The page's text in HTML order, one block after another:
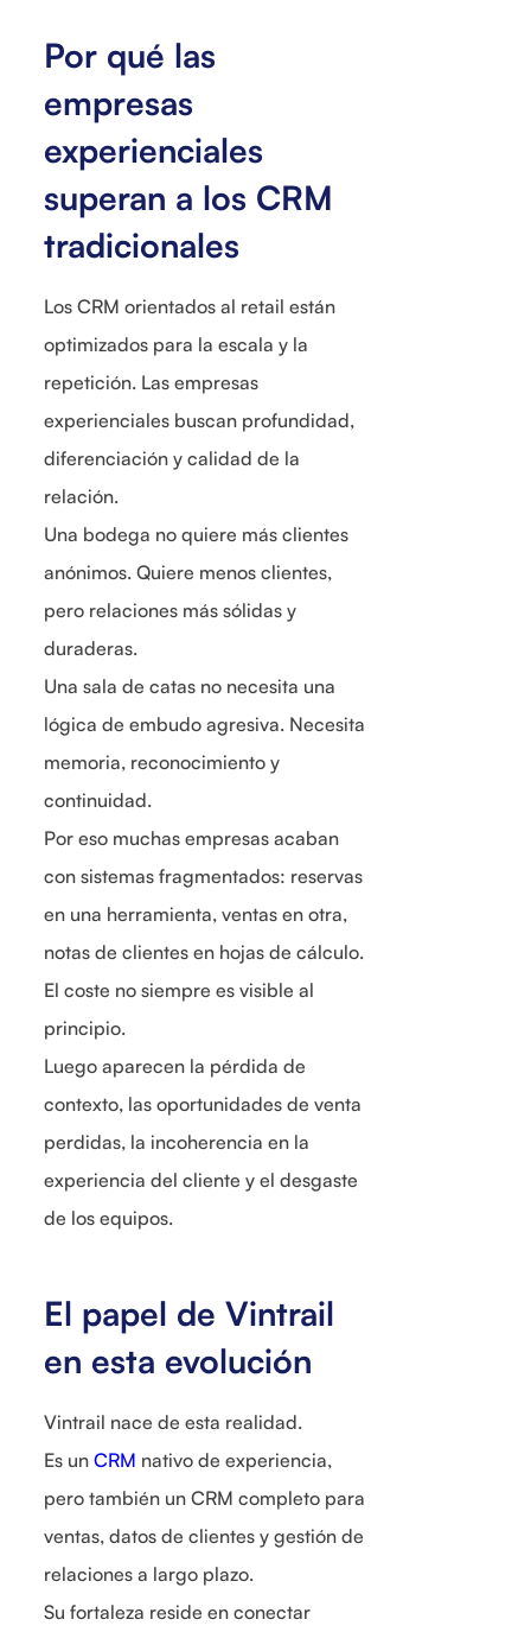
Por qué las
empresas
experienciales
superan a los CRM
tradicionales
Los CRM orientados al retail están
optimizados para la escala y la
repetición. Las empresas
experienciales buscan profundidad,
diferenciación y calidad de la
relación.
Una bodega no quiere más clientes
anónimos. Quiere menos clientes,
pero relaciones más sólidas y
duraderas.
Una sala de catas no necesita una
lógica de embudo agresiva. Necesita
memoria, reconocimiento y
continuidad.
Por eso muchas empresas acaban
con sistemas fragmentados: reservas
en una herramienta, ventas en otra,
notas de clientes en hojas de cálculo.
El coste no siempre es visible al
principio.
Luego aparecen la pérdida de
contexto, las oportunidades de venta
perdidas, la incoherencia en la
experiencia del cliente y el desgaste
de los equipos.
El papel de Vintrail
en esta evolución
Vintrail nace de esta realidad.
Es un CRM nativo de experiencia,
pero también un CRM completo para
ventas, datos de clientes y gestión de
relaciones a largo plazo.
Su fortaleza reside en conectar